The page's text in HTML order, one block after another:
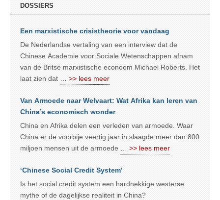
DOSSIERS
Een marxistische crisistheorie voor vandaag
De Nederlandse vertaling van een interview dat de
Chinese Academie voor Sociale Wetenschappen afnam
van de Britse marxistische econoom Michael Roberts. Het
laat zien dat
… >> lees meer
Van Armoede naar Welvaart: Wat Afrika kan leren van
China’s economisch wonder
China en Afrika delen een verleden van armoede. Waar
China er de voorbije veertig jaar in slaagde meer dan 800
miljoen mensen uit de armoede
… >> lees meer
‘Chinese Social Credit System’
Is het social credit system een hardnekkige westerse
mythe of de dagelijkse realiteit in China?